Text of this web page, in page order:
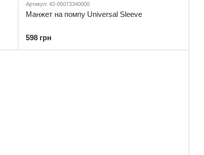
Артикул: 42-05073340000
Манжет на помпу Universal Sleeve
598 грн